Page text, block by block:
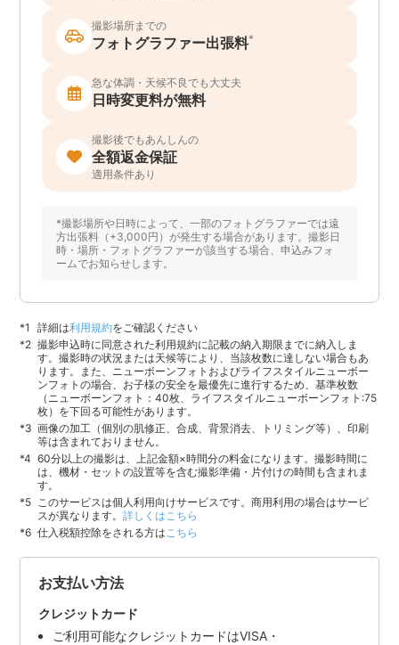
撮影場所までの
フォトグラファー出張料*
急な体調・天候不良でも大丈夫
日時変更料が無料
撮影後でもあんしんの
全額返金保証
適用条件あり
*撮影場所や日時によって、一部のフォトグラファーでは遠
方出張料（+3,000円）が発生する場合があります。撮影日
時・場所・フォトグラファーが該当する場合、申込みフォ
ームでお知らせします。
詳細は利用規約をご確認ください
撮影申込時に同意された利用規約に記載の納入期限までに納入しま
す。撮影時の状況または天候等により、当該枚数に達しない場合もあ
ります。また、ニューボーンフォトおよびライフスタイルニューボー
ンフォトの場合、お子様の安全を最優先に進行するため、基準枚数
（ニューボーンフォト：40枚、ライフスタイルニューボーンフォト:75
枚）を下回る可能性があります。
画像の加工（個別の肌修正、合成、背景消去、トリミング等）、印刷
等は含まれておりません。
60分以上の撮影は、上記金額×時間分の料金になります。撮影時間に
は、機材・セットの設置等を含む撮影準備・片付けの時間も含まれま
す。
このサービスは個人利用向けサービスです。商用利用の場合はサービ
スが異なります。詳しくはこちら
仕入税額控除をされる方は こちら
お支払い方法
クレジットカード
ご利用可能なクレジットカードはVISA・